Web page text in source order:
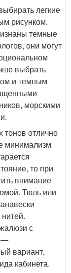
легкие
рисунком.
темные
они могут
выбрать
и темным
морскими
тонов отлично
минимализм
то при
внимание
Тюль или
с
—
вариант,
кабинета.